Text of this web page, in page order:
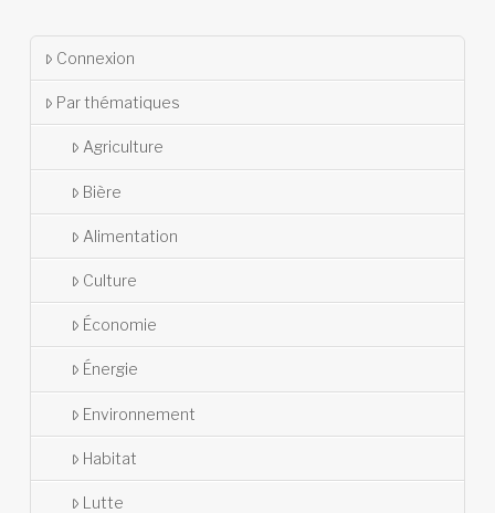
Connexion
Par thématiques
Agriculture
Bière
Alimentation
Culture
Économie
Énergie
Environnement
Habitat
Lutte